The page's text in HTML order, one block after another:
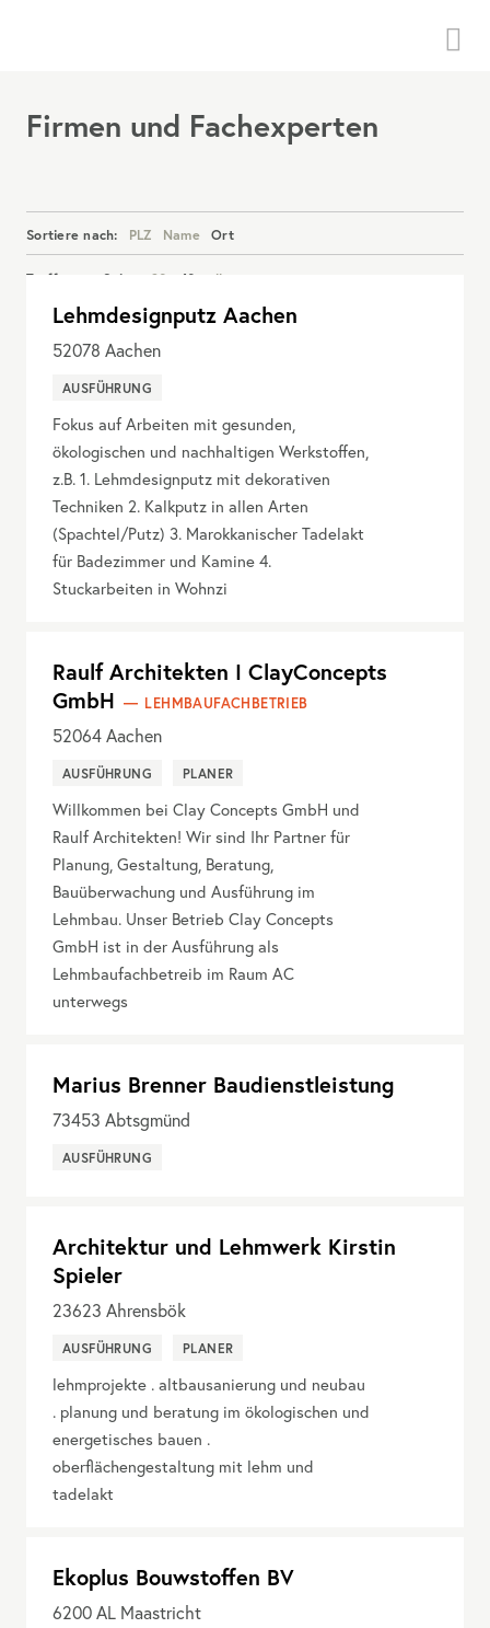
Firmen und Fachexperten
Sortiere nach: PLZ Name Ort
Treffer pro Seite: 20 40 alle
Details anzeigen
Lehmdesignputz Aachen
52078 Aachen
AUSFÜHRUNG
Fokus auf Arbeiten mit gesunden,
ökologischen und nachhaltigen Werkstoffen,
z.B. 1. Lehmdesignputz mit dekorativen
Techniken 2. Kalkputz in allen Arten
(Spachtel/Putz) 3. Marokkanischer Tadelakt
für Badezimmer und Kamine 4.
Stuckarbeiten in Wohnzi
Raulf Architekten I ClayConcepts
GmbH
LEHMBAUFACHBETRIEB
52064Aachen
AUSFÜHRUNG PLANER
Willkommen bei Clay Concepts GmbH und
Raulf Architekten! Wir sind Ihr Partner für
Planung, Gestaltung, Beratung,
Bauüberwachung und Ausführung im
Lehmbau. Unser Betrieb Clay Concepts
GmbH ist in der Ausführung als
Lehmbaufachbetreib im Raum AC
unterwegs
Marius Brenner Baudienstleistung
73453 Abtsgmünd
AUSFÜHRUNG
Architektur und Lehmwerk Kirstin
Spieler
23623 Ahrensbök
AUSFÜHRUNG PLANER
lehmprojekte . altbausanierung und neubau
. planung und beratung im ökologischen und
energetisches bauen .
oberflächengestaltung mit lehm und
tadelakt
Ekoplus Bouwstoffen BV
6200AL Maastricht